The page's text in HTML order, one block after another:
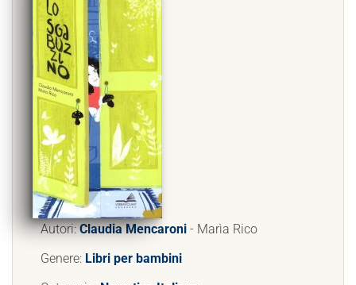
Autori:Claudia Mencaroni - Marìa Rico
Genere: Libri per bambini